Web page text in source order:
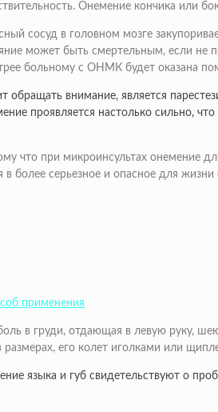
Онемение кончика или
сосуд в головном мозге
может быть смертельным, если
больному с ОНМК будет оказана
внимание, является
проявляется настолько сильно,
что при микроинсультах онемение
в более серьезное и опасное для жизни
применения
в груди, отдающая в левую руку,
размерах, его колет иголками или
языка и губ свидетельствуют о